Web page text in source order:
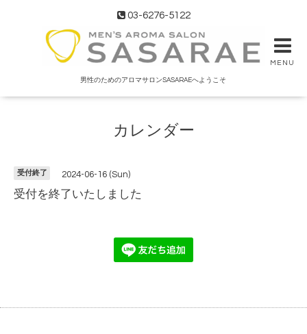
03-6276-5122
MENU
男性のためのアロマサロンSASARAEへようこそ
カレンダー
受付終了 2024-06-16 (Sun)
受付を終了いたしました